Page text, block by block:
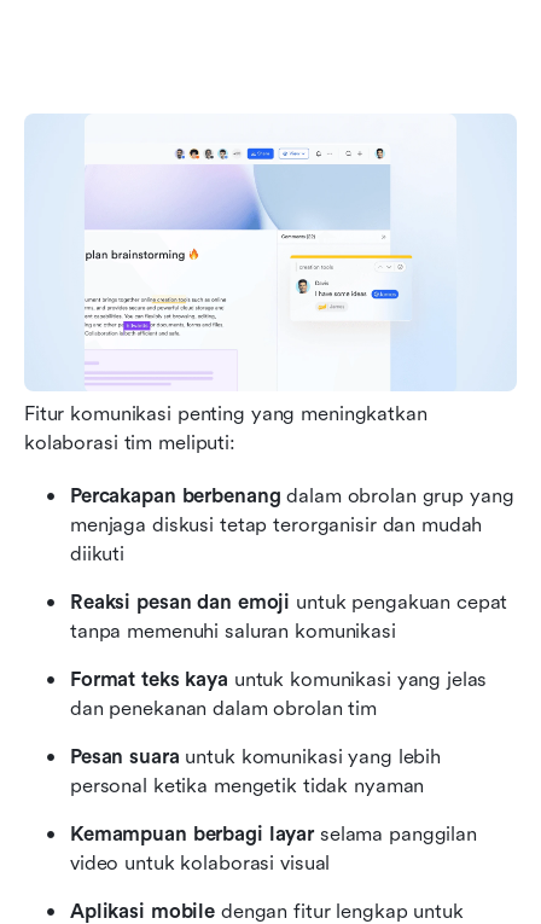
Fitur komunikasi penting yang meningkatkan
kolaborasi tim meliputi:
Percakapan berbenang dalam obrolan grup yang
menjaga diskusi tetap terorganisir dan mudah
diikuti
Reaksi pesan dan emoji untuk pengakuan cepat
tanpa memenuhi saluran komunikasi
Format teks kaya untuk komunikasi yang jelas
dan penekanan dalam obrolan tim
Pesan suara untuk komunikasi yang lebih
personal ketika mengetik tidak nyaman
Kemampuan berbagi layar selama panggilan
video untuk kolaborasi visual
Aplikasi mobile dengan fitur lengkap untuk